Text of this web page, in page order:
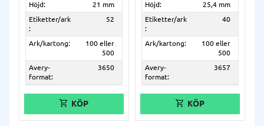
Höjd:
21 mm
Etiketter/ark
:
52
Ark/kartong:
100 eller
500
Avery-
format:
3650
Höjd:
25,4 mm
Etiketter/ark
:
40
Ark/kartong:
100 eller
500
Avery-
format:
3657